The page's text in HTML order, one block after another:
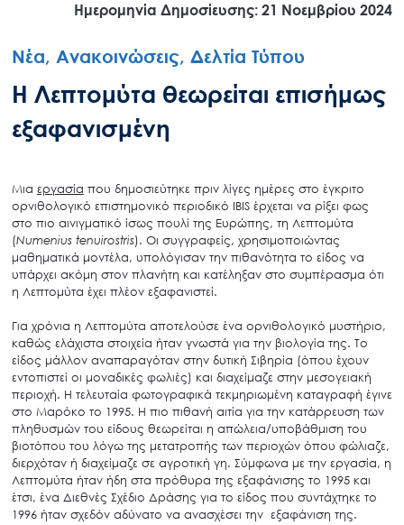
Ημερομηνία Δημοσίευσης: 21 Νοεμβρίου 2024
Νέα, Ανακοινώσεις, Δελτία Τύπου
Η Λεπτομύτα θεωρείται επισήμως
εξαφανισμένη
Μια εργασία που δημοσιεύτηκε πριν λίγες ημέρες στο έγκριτο
ορνιθολογικό επιστημονικό περιοδικό IBIS έρχεται να ρίξει φως
στο πιο αινιγματικό ίσως πουλί της Ευρώπης, τη Λεπτομύτα
(Numeniustenuirostris). Οι συγγραφείς, χρησιμοποιώντας
μαθηματικά μοντέλα, υπολόγισαν την πιθανότητα το είδος να
υπάρχει ακόμη στον πλανήτη και κατέληξαν στο συμπέρασμα ότι
η Λεπτομύτα έχει πλέον εξαφανιστεί.
Για χρόνια η Λεπτομύτα αποτελούσε ένα ορνιθολογικό μυστήριο,
καθώς ελάχιστα στοιχεία ήταν γνωστά για την βιολογία της. Το
είδος μάλλον αναπαραγόταν στην δυτική Σιβηρία (όπου έχουν
εντοπιστεί οι μοναδικές φωλιές) και διαχείμαζε στην μεσογειακή
περιοχή. Η τελευταία φωτογραφικά τεκμηριωμένη καταγραφή έγινε
στο Μαρόκο το 1995. Η πιο πιθανή αιτία για την κατάρρευση των
πληθυσμών του είδους θεωρείται η απώλεια/υποβάθμιση του
βιοτόπου του λόγω της μετατροπής των περιοχών όπου φώλιαζε,
διερχόταν ή διαχείμαζε σε αγροτική γη. Σύμφωνα με την εργασία, η
Λεπτομύτα ήταν ήδη στα πρόθυρα της εξαφάνισης το 1995 και
έτσι, ένα Διεθνές Σχέδιο Δράσης για το είδος που συντάχτηκε το
1996 ήταν σχεδόν αδύνατο να ανασχέσει την εξαφάνιση της.